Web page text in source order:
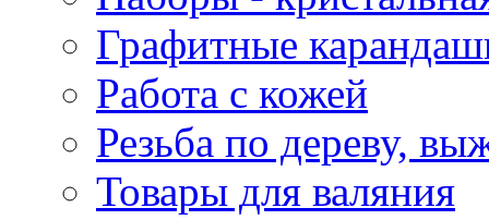
Графитные
Работа с кожей
Резьба по дереву,
Товары для валяния